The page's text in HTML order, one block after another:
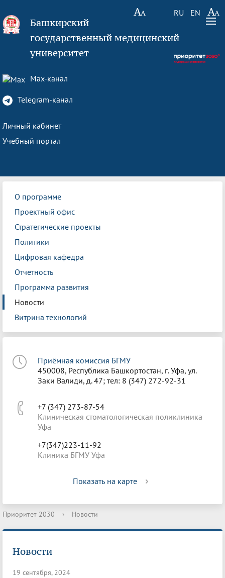
RU EN
Башкирский
государственный медицинский
университет
Max-канал
Telegram-канал
Личный кабинет
Учебный портал
О программе
Проектный офис
Стратегические проекты
Политики
Цифровая кафедра
Отчетность
Программа развития
Новости
Витрина технологий
Приёмная комиссия БГМУ
450008, Республика Башкортостан, г. Уфа, ул.
Заки Валиди, д. 47; тел: 8 (347) 272-92-31
+7 (347) 273-87-54
Клиническая стоматологическая поликлиника
Уфа
+7(347)223-11-92
Клиника БГМУ Уфа
Показать на карте
Приоритет 2030 › Новости
Новости
19 сентября, 2024